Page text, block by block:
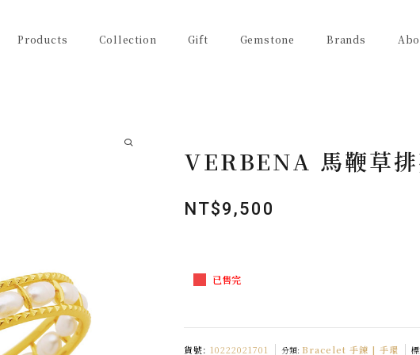
Products Collection Gift Gemstone Brands
VERBENA 馬鞭草
NT$9,500
已售完
貨號: 10222021701 分類: Bracelet 手鍊 | 手環